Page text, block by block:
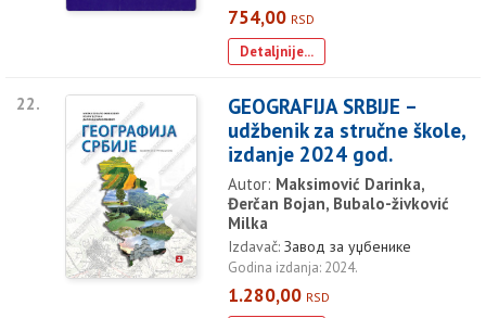
754,00 RSD
Detaljnije...
22.
GEOGRAFIJA SRBIJE –
udžbenik za stručne škole,
izdanje 2024 god.
Autor: Maksimović Darinka,
Đerčan Bojan, Bubalo-živković
Milka
Izdavač: Завод за уџбенике
Godina izdanja: 2024.
1.280,00 RSD